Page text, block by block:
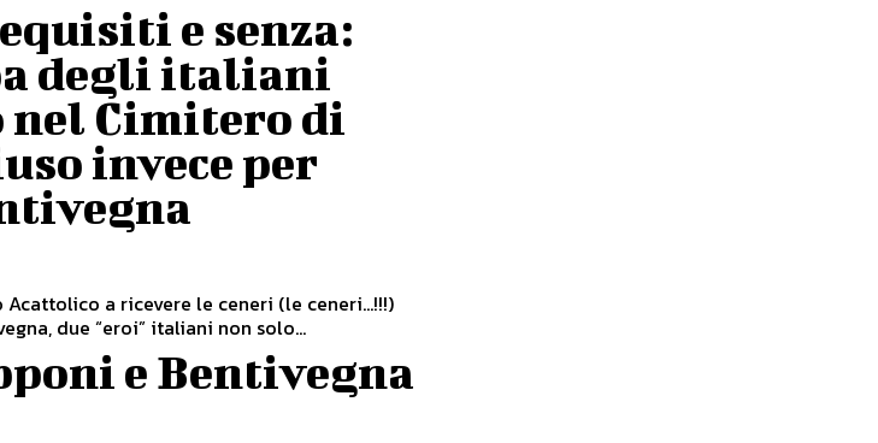
e senza:
degli italiani
nel Cimitero di
invece per
a ricevere le ceneri (le ceneri...!!!)
due “eroi” italiani non solo...
e Bentivegna